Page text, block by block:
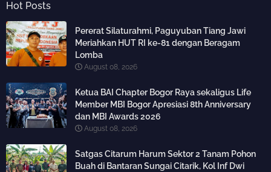
Hot Posts
Pererat Silaturahmi, Paguyuban Tiang Jawi
Meriahkan HUT RI ke-81 dengan Beragam
Lomba
August 08, 2026
Ketua BAI Chapter Bogor Raya sekaligus Life
Member MBI Bogor Apresiasi 8th Anniversary
dan MBI Awards 2026
August 08, 2026
Satgas Citarum Harum Sektor 2 Tanam Pohon
Buah di Bantaran Sungai Citarik, Kol Inf Dwi